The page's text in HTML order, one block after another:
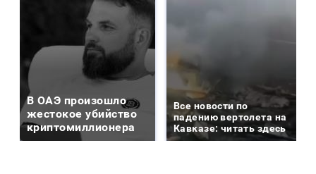
В ОАЭ произошло
жестокое убийство
криптомиллионера
Все новости по
падению вертолета на
Кавказе: читать здесь